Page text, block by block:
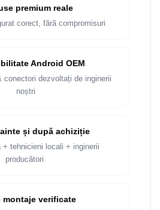
premium reale
corect, fără compromisuri
Android OEM
conectori dezvoltați de inginerii
noștri
și după achiziție
+ tehnicieni locali + inginerii
producători
montaje verificate